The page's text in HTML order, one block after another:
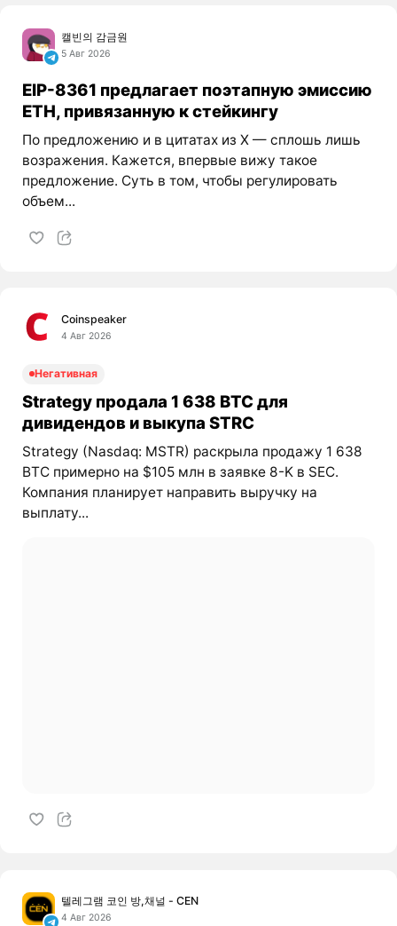
캘빈의 감금원
5 Авг 2026
EIP-8361 предлагает поэтапную эмиссию
ETH, привязанную к стейкингу
По предложению и в цитатах из X — сплошь лишь
возражения. Кажется, впервые вижу такое
предложение. Суть в том, чтобы регулировать
объем...
Coinspeaker
4 Авг 2026
Негативная
Strategy продала 1 638 BTC для
дивидендов и выкупа STRC
Strategy (Nasdaq: MSTR) раскрыла продажу 1 638
BTC примерно на $105 млн в заявке 8-K в SEC.
Компания планирует направить выручку на
выплату...
텔레그램 코인 방,채널 - CEN
4 Авг 2026